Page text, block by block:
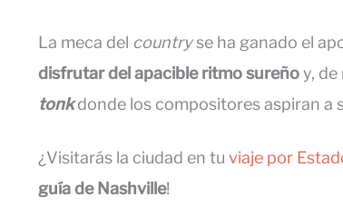
La meca del countryse ha ganado el
disfrutar del apacible ritmo sureñoy, de
tonk donde los compositores aspiran a
¿Visitarás la ciudad en tu viaje por
guía de Nashville!